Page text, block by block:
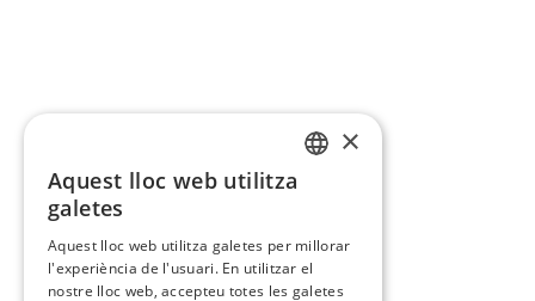
×
Aquest lloc web utilitza
galetes
Aquest lloc web utilitza galetes per millorar
l'experiència de l'usuari. En utilitzar el
nostre lloc web, accepteu totes les galetes